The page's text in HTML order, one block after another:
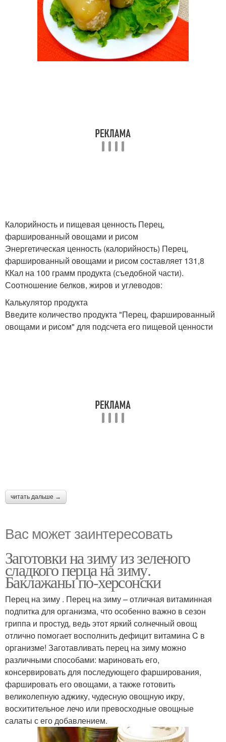
Калорийность и пищевая ценность Перец,
фаршированный овощами и рисом
Энергетическая ценность (калорийность) Перец,
фаршированный овощами и рисом составляет 131,8
ККал на 100 грамм продукта (съедобной части).
Соотношение белков, жиров и углеводов:
Калькулятор продукта
Введите количество продукта "Перец, фаршированный
овощами и рисом" для подсчета его пищевой ценности
читать дальше →
Вас может заинтересовать
Заготовки на зиму из зеленого
сладкого перца на зиму.
Баклажаны по-херсонски
Перец на зиму . Перец на зиму – отличная витаминная
подпитка для организма, что особенно важно в сезон
гриппа и простуд, ведь этот яркий солнечный овощ
отлично помогает восполнить дефицит витамина C в
организме! Заготавливать перец на зиму можно
различными способами: мариновать его,
консервировать для последующего фарширования,
фаршировать его овощами, а также готовить
великолепную аджику, чудесную овощную икру,
восхитительное лечо или превосходные овощные
салаты с его добавлением.